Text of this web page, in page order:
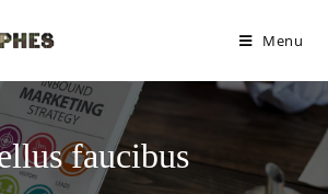
Menu
faucibus